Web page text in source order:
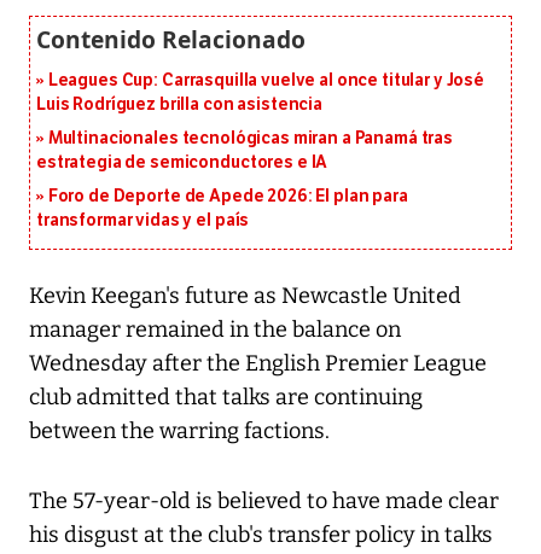
Leagues Cup: Carrasquilla vuelve al once titular y José
Luis Rodríguez brilla con asistencia
Multinacionales tecnológicas miran a Panamá tras
estrategia de semiconductores e IA
Foro de Deporte de Apede 2026: El plan para
transformar vidas y el país
Kevin Keegan's future as Newcastle United
manager remained in the balance on
Wednesday after the English Premier League
club admitted that talks are continuing
between the warring factions.
The 57-year-old is believed to have made clear
his disgust at the club's transfer policy in talks